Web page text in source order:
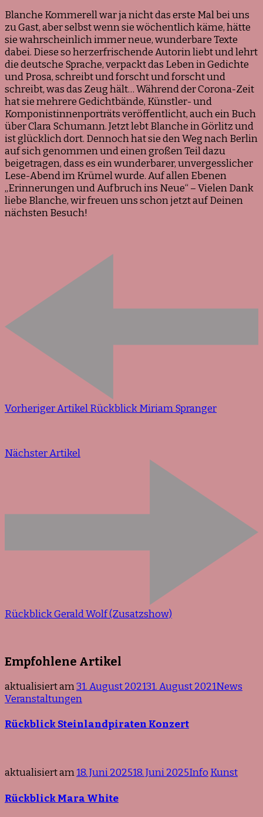
Blanche Kommerell war ja nicht das erste Mal bei uns
zu Gast, aber selbst wenn sie wöchentlich käme, hätte
sie wahrscheinlich immer neue, wunderbare Texte
dabei. Diese so herzerfrischende Autorin liebt und lehrt
die deutsche Sprache, verpackt das Leben in Gedichte
und Prosa, schreibt und forscht und forscht und
schreibt, was das Zeug hält… Während der Corona-Zeit
hat sie mehrere Gedichtbände, Künstler- und
Komponistinnenporträts veröffentlicht, auch ein Buch
über Clara Schumann. Jetzt lebt Blanche in Görlitz und
ist glücklich dort. Dennoch hat sie den Weg nach Berlin
auf sich genommen und einen großen Teil dazu
beigetragen, dass es ein wunderbarer, unvergesslicher
Lese-Abend im Krümel wurde. Auf allen Ebenen
„Erinnerungen und Aufbruch ins Neue“ – Vielen Dank
liebe Blanche, wir freuen uns schon jetzt auf Deinen
nächsten Besuch!
Vorheriger ArtikelRückblick Miriam Spranger
Nächster Artikel
Rückblick Gerald Wolf (Zusatzshow)
Empfohlene Artikel
aktualisiert am31. August 202131. August 2021News
Veranstaltungen
Rückblick Steinlandpiraten Konzert
aktualisiert am18. Juni 202518. Juni 2025Info Kunst
Rückblick Mara White